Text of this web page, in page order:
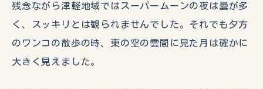
残念ながら津軽地域ではスーパームーンの夜は曇が多
く、スッキリとは観られませんでした。それでも夕方
のワンコの散歩の時、東の空の雲間に見た月は確かに
大きく見えました。